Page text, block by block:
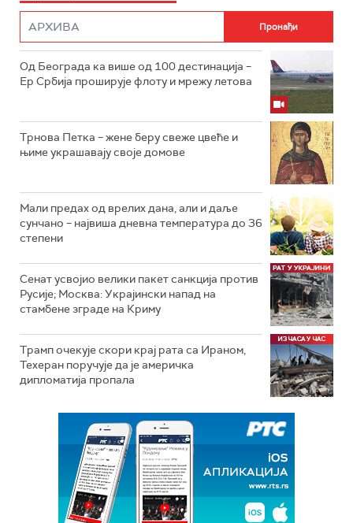
Од Београда ка више од 100 дестинација –
Ер Србија проширује флоту и мрежу летова
Трнова Петка – жене беру свеже цвеће и
њиме украшавају своје домове
Мали предах од врелих дана, али и даље
сунчано – највиша дневна температура до 36
степени
Сенат усвојио велики пакет санкција против
Русије; Москва: Украјински напад на
стамбене зграде на Криму
Трамп очекује скори крај рата са Ираном,
Техеран поручује да је америчка
дипломатија пропала